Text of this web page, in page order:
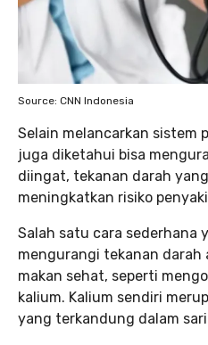
Source: CNN Indonesia
Selain melancarkan sistem
juga diketahui bisa
diingat, tekanan darah
meningkatkan risiko
Salah satu cara sederhana
mengurangi tekanan darah
makan sehat, seperti
kalium. Kalium sendiri
yang terkandung dalam